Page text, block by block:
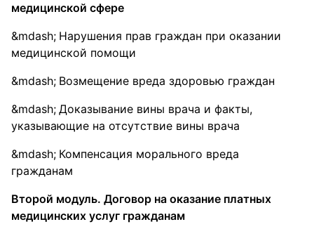
медицинской сфере
Нарушения прав граждан при оказании
медицинской помощи
Возмещение вреда здоровью граждан
Доказывание вины врача и факты,
указывающие на отсутствие вины врача
Компенсация морального вреда
гражданам
Второй модуль. Договор на оказание платных
медицинских услуг гражданам